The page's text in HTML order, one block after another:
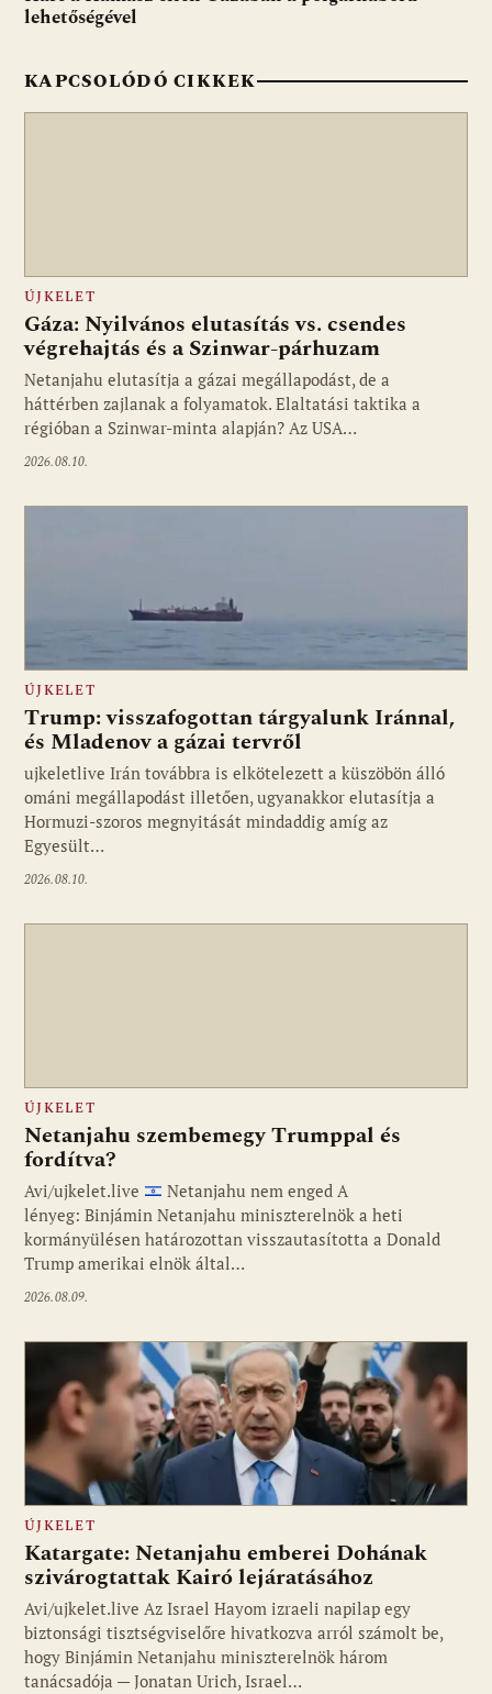
lehetőségével
KAPCSOLÓDÓ CIKKEK
ÚJKELET
Gáza: Nyilvános elutasítás vs. csendes
végrehajtás és a Szinwar-párhuzam
Netanjahu elutasítja a gázai megállapodást, de a
háttérben zajlanak a folyamatok. Elaltatási taktika a
régióban a Szinwar-minta alapján? Az USA…
2026.08.10.
Fotó: ujkelet.live
ÚJKELET
Trump: visszafogottan tárgyalunk Iránnal,
és Mladenov a gázai tervről
ujkeletlive Irán továbbra is elkötelezett a küszöbön álló
ománi megállapodást illetően, ugyanakkor elutasítja a
Hormuzi-szoros megnyitását mindaddig amíg az
Egyesült…
2026.08.10.
ÚJKELET
Netanjahu szembemegy Trumppal és
fordítva?
Avi/ujkelet.live
Netanjahu nem enged A
lényeg: Binjámin Netanjahu miniszterelnök a heti
kormányülésen határozottan visszautasította a Donald
Trump amerikai elnök által…
2026.08.09.
ÚJKELET
Katargate: Netanjahu emberei Dohának
szivárogtattak Kairó lejáratásához
Avi/ujkelet.live Az Israel Hayom izraeli napilap egy
biztonsági tisztségviselőre hivatkozva arról számolt be,
hogy Binjámin Netanjahu miniszterelnök három
tanácsadója — Jonatan Urich, Israel…